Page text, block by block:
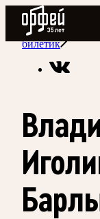
Радио Орфей
Радио
билетик